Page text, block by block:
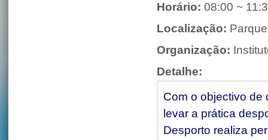
Horário: 08:00 ~
Localização:
Organização:
Detalhe:
Com o objectivo de
levar a prática
Desporto realiza